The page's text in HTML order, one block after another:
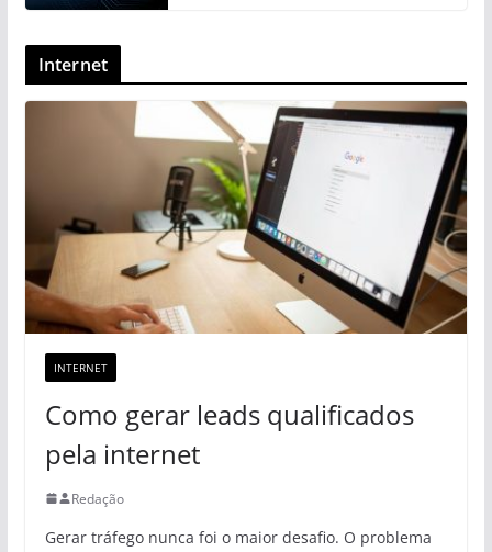
Internet
INTERNET
Como gerar leads qualificados
pela internet
Redação
Gerar tráfego nunca foi o maior desafio. O problema